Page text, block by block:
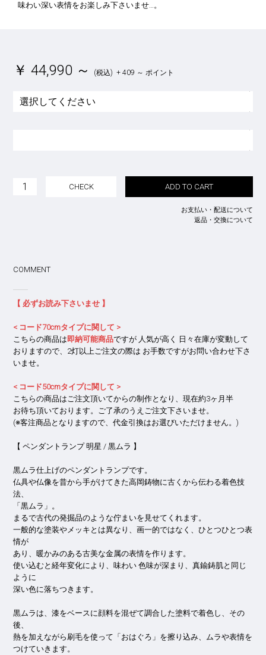
味わい深い表情をお楽しみ下さいませ…。
COMMENT
【 必ずお読み下さいませ 】
< コード70cmタイプに関して >
こちらの商品は即納可能商品ですが 人気が高く 日々在庫が変動して
おりますので、2灯以上ご注文の際は お手数ですがお問い合わせ下さ
いませ。
< コード50cmタイプに関して >
こちらの商品はご注文頂いてからの制作となり、現在約3ヶ月半
お待ち頂いております。ご了承のうえご注文下さいませ。
(※客注商品となりますので、代金引換はお選びいただけません。)
【 ペンダントランプ 明星 / 黒ムラ 】
黒ムラ仕上げのペンダントランプです。
仏具や仏像を昔から手がけてきた高岡鋳物に古くから伝わる着色技
法、
「黒ムラ」。
まるで古代の発掘品のような佇まいを見せてくれます。
一般的な塗装やメッキとは異なり、画一的ではなく、ひとつひとつ表
情が
あり、暖かみのある古美な金属の表情を作ります。
使い込むと経年変化により、味わい 色味が深まり、真鍮鋳肌と同じ
ように
深い色に落ちつきます。
黒ムラは、漆をベースに顔料を混ぜて調合した塗料で着色し、その
後、
熱を加えながら刷毛を使って「おはぐろ」を擦り込み、ムラや表情を
つけていきます。
￥44,990 ～ (税込) +409 ～ ポイント
CHECK ADD TO CART
お支払い・配送について
返品・交換について